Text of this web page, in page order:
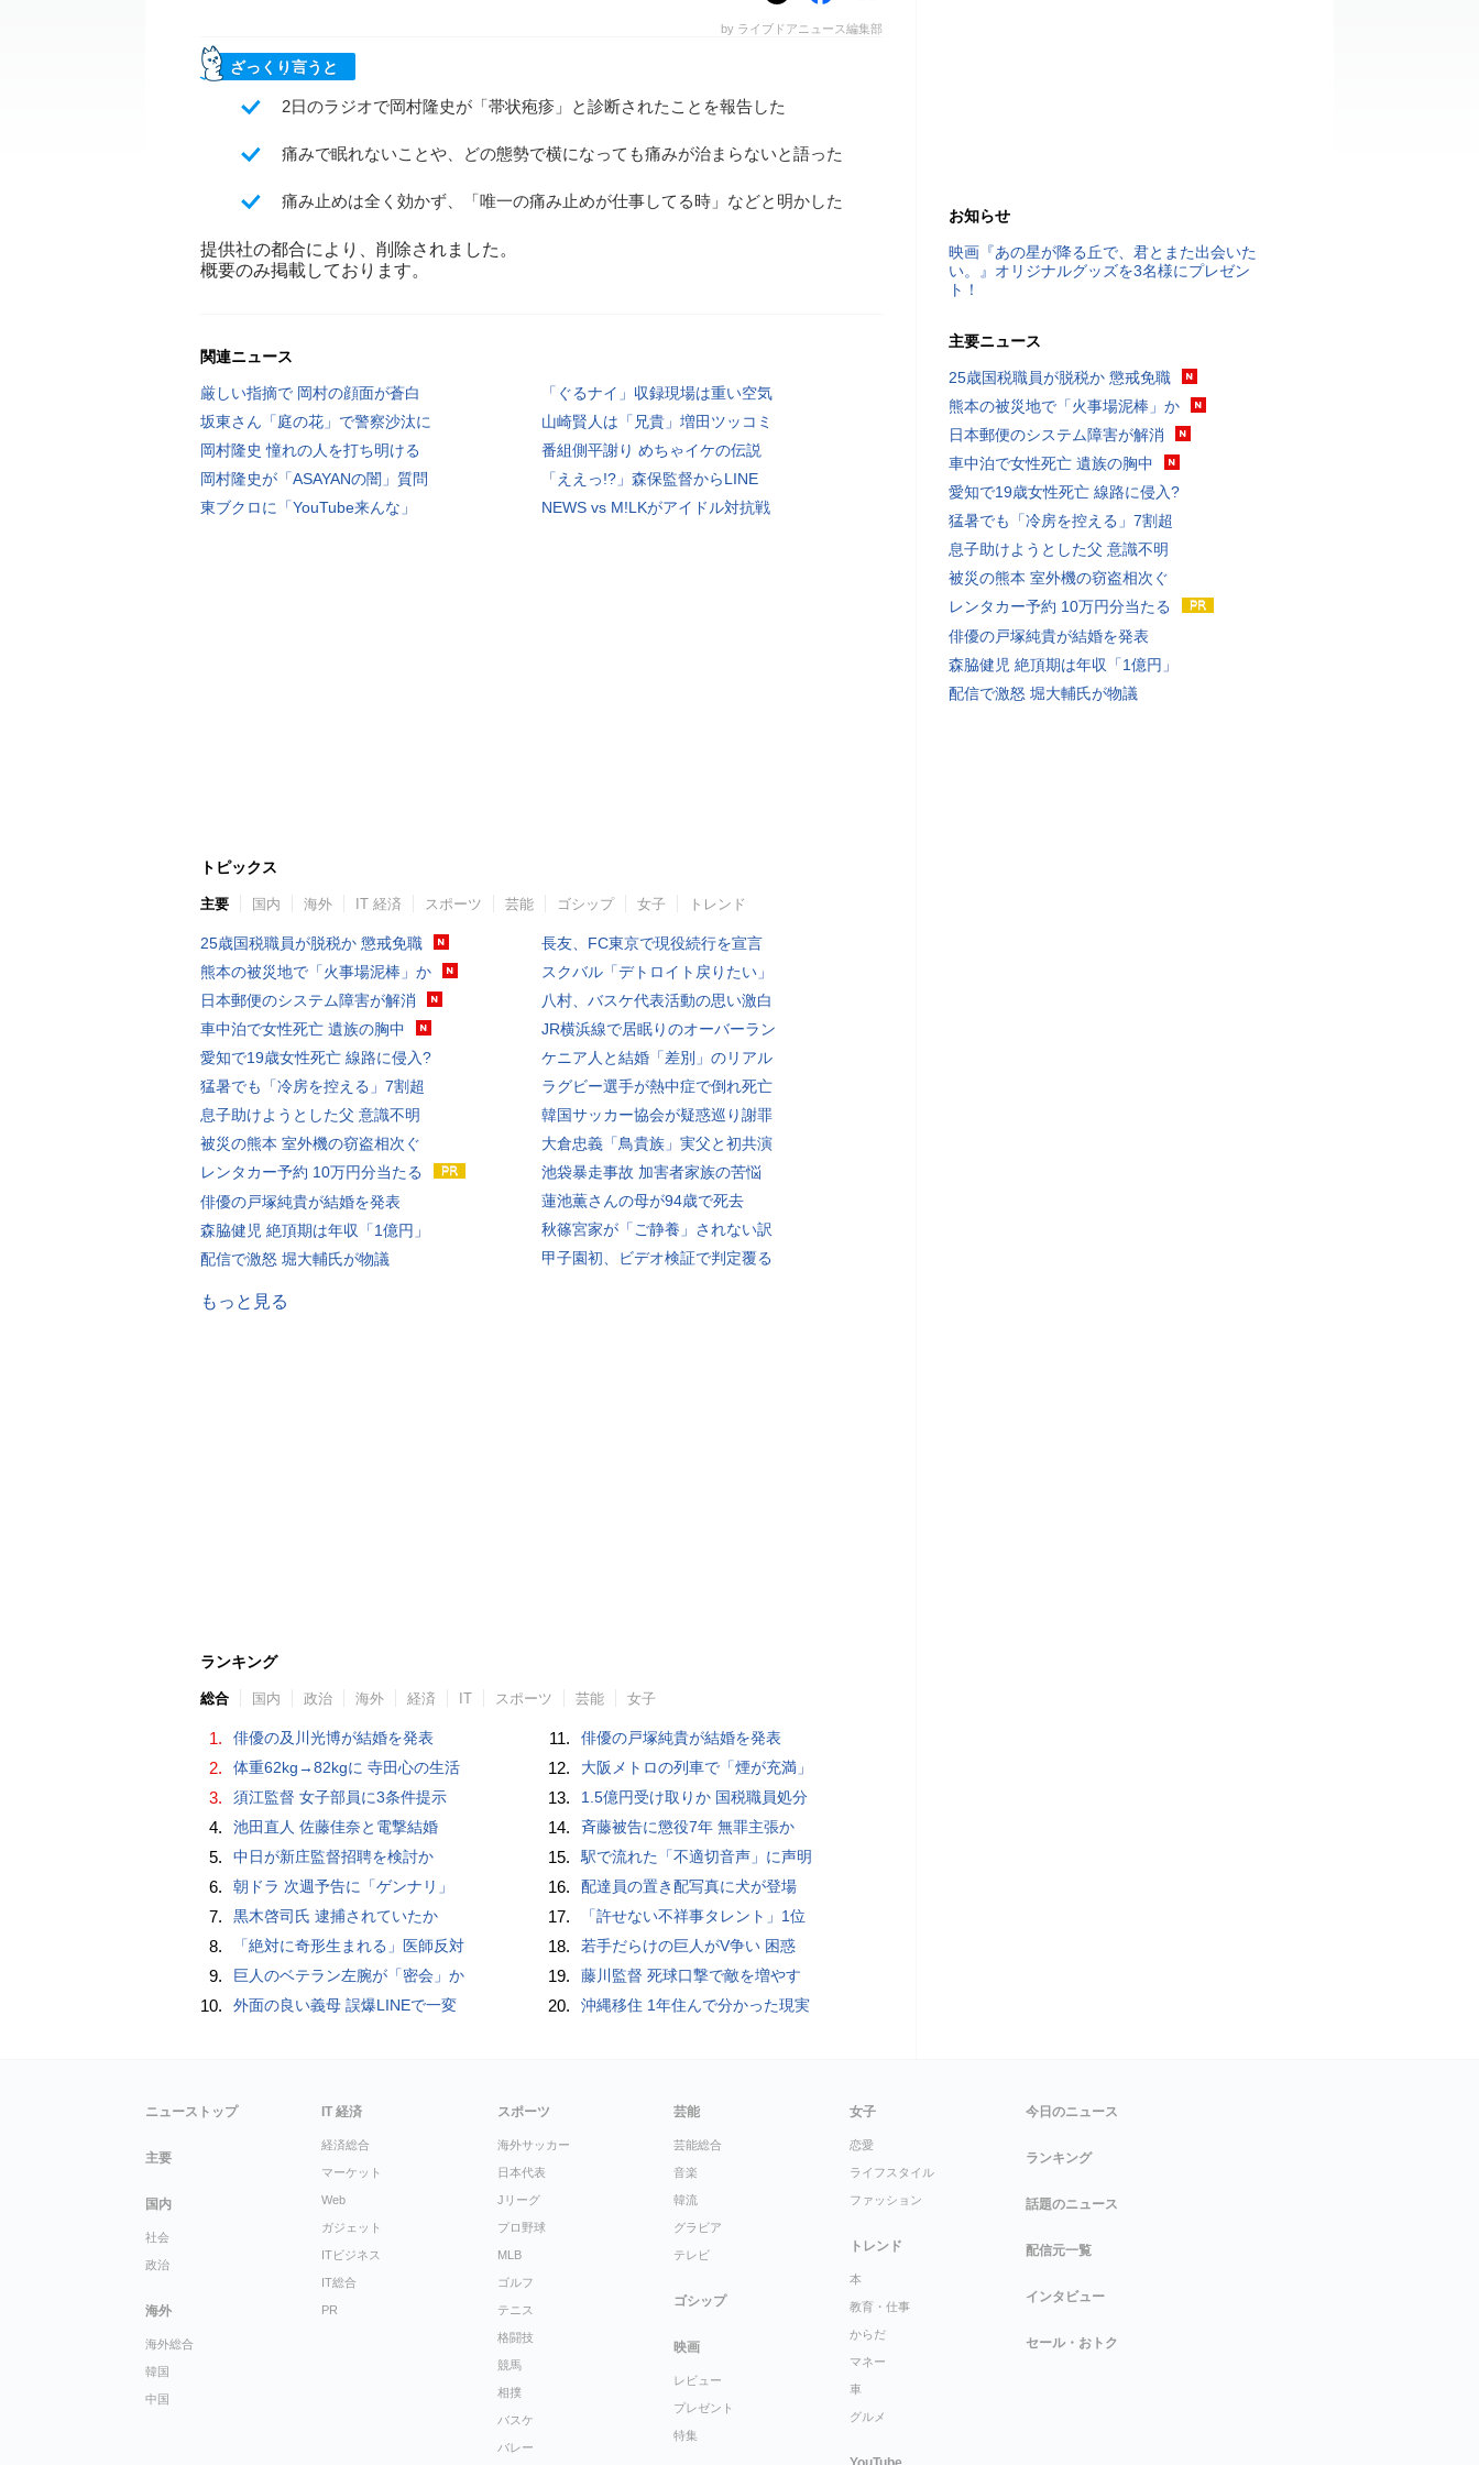
by ライブドアニュース編集部
ざっくり言うと
2日のラジオで岡村隆史が「帯状疱疹」と診断されたことを報告した
痛みで眠れないことや、どの態勢で横になっても痛みが治まらないと語った
痛み止めは全く効かず、「唯一の痛み止めが仕事してる時」などと明かした
提供社の都合により、削除されました。
概要のみ掲載しております。
関連ニュース
厳しい指摘で 岡村の顔面が蒼白
「ぐるナイ」収録現場は重い空気
坂東さん「庭の花」で警察沙汰に
山崎賢人は「兄貴」増田ツッコミ
岡村隆史 憧れの人を打ち明ける
番組側平謝り めちゃイケの伝説
岡村隆史が「ASAYANの闇」質問
「ええっ!?」森保監督からLINE
東ブクロに「YouTube来んな」
NEWS vs M!LKがアイドル対抗戦
トピックス
主要 国内 海外 IT 経済 スポーツ 芸能 ゴシップ 女子 トレンド
25歳国税職員が脱税か 懲戒免職
熊本の被災地で「火事場泥棒」か
日本郵便のシステム障害が解消
車中泊で女性死亡 遺族の胸中
愛知で19歳女性死亡 線路に侵入?
猛暑でも「冷房を控える」7割超
息子助けようとした父 意識不明
被災の熊本 室外機の窃盗相次ぐ
レンタカー予約 10万円分当たる
俳優の戸塚純貴が結婚を発表
森脇健児 絶頂期は年収「1億円」
配信で激怒 堀大輔氏が物議
長友、FC東京で現役続行を宣言
スクバル「デトロイト戻りたい」
八村、バスケ代表活動の思い激白
JR横浜線で居眠りのオーバーラン
ケニア人と結婚「差別」のリアル
ラグビー選手が熱中症で倒れ死亡
韓国サッカー協会が疑惑巡り謝罪
大倉忠義「鳥貴族」実父と初共演
池袋暴走事故 加害者家族の苦悩
蓮池薫さんの母が94歳で死去
秋篠宮家が「ご静養」されない訳
甲子園初、ビデオ検証で判定覆る
もっと見る
ランキング
総合 国内 政治 海外 経済 IT スポーツ 芸能 女子
1. 俳優の及川光博が結婚を発表
2. 体重62kg→82kgに 寺田心の生活
3. 須江監督 女子部員に3条件提示
4. 池田直人 佐藤佳奈と電撃結婚
5. 中日が新庄監督招聘を検討か
6. 朝ドラ 次週予告に「ゲンナリ」
7. 黒木啓司氏 逮捕されていたか
8. 「絶対に奇形生まれる」医師反対
9. 巨人のベテラン左腕が「密会」か
10. 外面の良い義母 誤爆LINEで一変
11. 俳優の戸塚純貴が結婚を発表
12. 大阪メトロの列車で「煙が充満」
13. 1.5億円受け取りか 国税職員処分
14. 斉藤被告に懲役7年 無罪主張か
15. 駅で流れた「不適切音声」に声明
16. 配達員の置き配写真に犬が登場
17. 「許せない不祥事タレント」1位
18. 若手だらけの巨人がV争い 困惑
19. 藤川監督 死球口撃で敵を増やす
20. 沖縄移住 1年住んで分かった現実
お知らせ
映画『あの星が降る丘で、君とまた出会いた
い。』オリジナルグッズを3名様にプレゼン
ト！
主要ニュース
25歳国税職員が脱税か 懲戒免職
熊本の被災地で「火事場泥棒」か
日本郵便のシステム障害が解消
車中泊で女性死亡 遺族の胸中
愛知で19歳女性死亡 線路に侵入?
猛暑でも「冷房を控える」7割超
息子助けようとした父 意識不明
被災の熊本 室外機の窃盗相次ぐ
レンタカー予約 10万円分当たる
俳優の戸塚純貴が結婚を発表
森脇健児 絶頂期は年収「1億円」
配信で激怒 堀大輔氏が物議
ニューストップ
主要
国内
社会
政治
海外
海外総合
韓国
中国
IT 経済
経済総合
マーケット
Web
ガジェット
ITビジネス
IT総合
PR
スポーツ
海外サッカー
日本代表
Jリーグ
プロ野球
MLB
ゴルフ
テニス
格闘技
競馬
相撲
バスケ
バレー
芸能
芸能総合
音楽
韓流
グラビア
テレビ
ゴシップ
映画
レビュー
プレゼント
特集
女子
恋愛
ライフスタイル
ファッション
トレンド
本
教育・仕事
からだ
マネー
車
グルメ
今日のニュース
ランキング
話題のニュース
配信元一覧
インタビュー
セール・おトク